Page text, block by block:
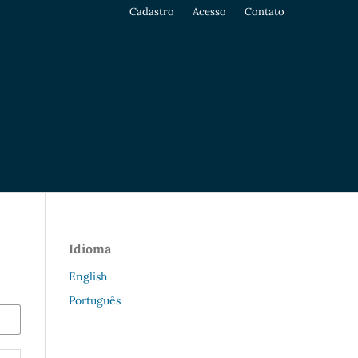
Cadastro Acesso Contato
Idioma
English
Português